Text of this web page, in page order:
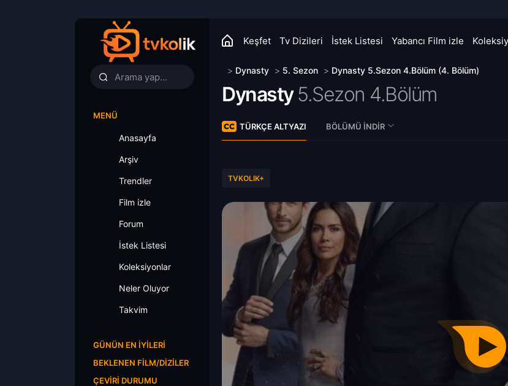
Keşfet Tv Dizileri İstek Listesi Yabancı Film izle
MENÜ
Anasayfa
Arşiv
Trendler
Film izle
Forum
İstek Listesi
Koleksiyonlar
Neler Oluyor
Takvim
GÜNÜN EN İYILERI
BEKLENEN FILM/DIZILER
ÇEVIRI DURUMU
> Dynasty > 5. Sezon > Dynasty 5.Sezon 4.Bölüm (4. Bölüm)
Dynasty 5.Sezon 4.Bölüm
TÜRKÇE ALTYAZI BÖLÜMÜ İNDIR
TVKOLIK+